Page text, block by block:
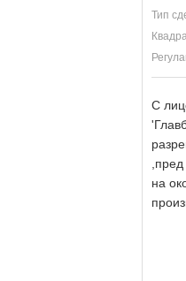
Тип
С
на